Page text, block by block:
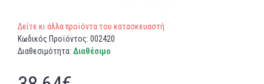
Δείτε κι άλλα προϊόντα του κατασκευαστή
Κωδικός Προϊόντος: 002420
Διαθεσιμότητα: Διαθέσιμο